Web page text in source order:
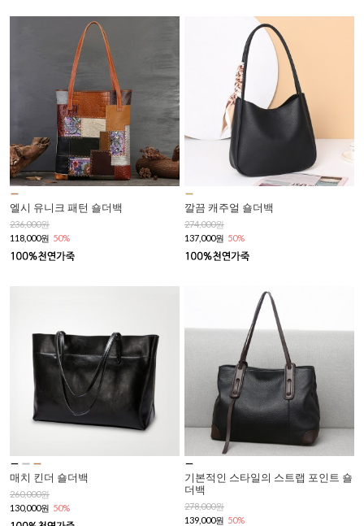
엘시 유니크 패턴 숄더백
236,000원
118,000원 50%
깔끔 캐주얼 숄더백
274,000원
137,000원 50%
매치 킨더 숄더백
260,000원
130,000원 50%
기본적인 스타일의 스트랩 포인트 숄
더백
278,000원
139,000원 50%